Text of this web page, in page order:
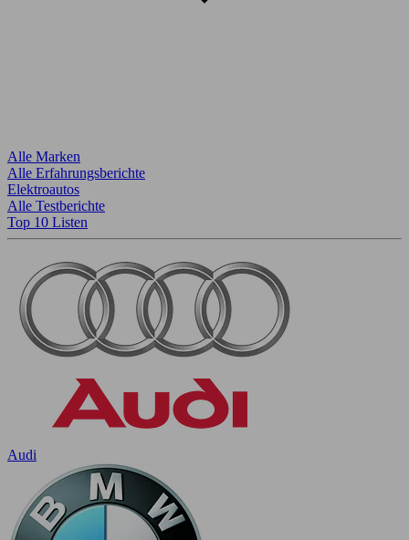
Alle Marken
Alle Erfahrungsberichte
Elektroautos
Alle Testberichte
Top 10 Listen
Audi